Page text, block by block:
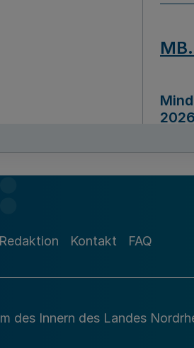
Redaktion Kontakt FAQ
des Innern des Landes